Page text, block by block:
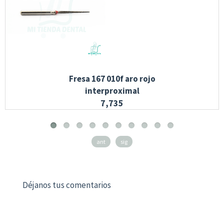
Fresa 167 010f aro rojo
interproximal
7,735
ant sig
Déjanos tus comentarios